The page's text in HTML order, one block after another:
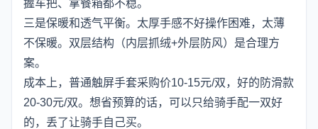
握车把、拿餐箱都不稳。
三是保暖和透气平衡。太厚手感不好操作困难，太薄
不保暖。双层结构（内层抓绒+外层防风）是合理方
案。
成本上，普通触屏手套采购价10-15元/双，好的防滑款
20-30元/双。想省预算的话，可以只给骑手配一双好
的，丢了让骑手自己买。